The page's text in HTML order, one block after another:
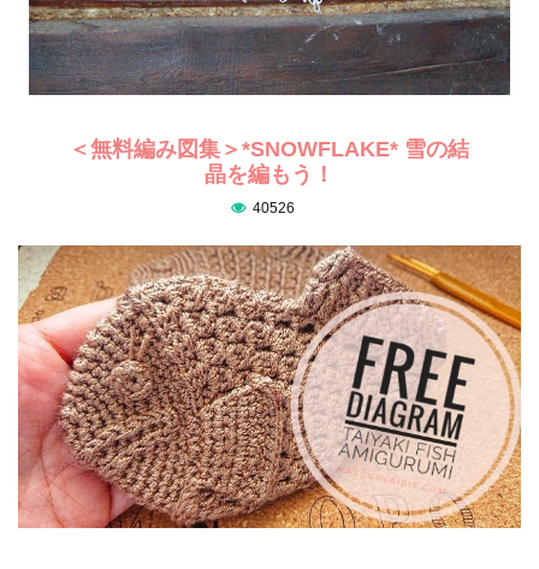
＜無料編み図集＞*SNOWFLAKE* 雪の結
晶を編もう！
40526